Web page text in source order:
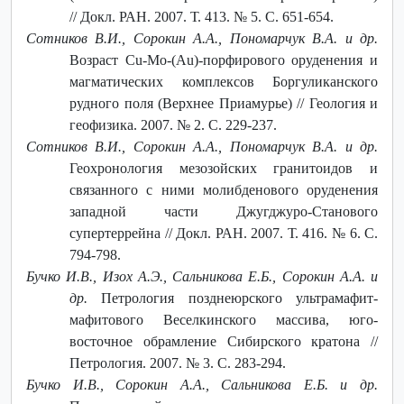
// Докл. РАН. 2007. Т. 413. № 5. С. 651-654.
Сотников В.И., Сорокин A.A., Пономарчук В.А. и др.
Возраст Cu-Mo-(Au)-порфирового оруденения и
магматических комплексов Боргуликанского
рудного поля (Верхнее Приамурье) // Геология и
геофизика. 2007. № 2. С. 229-237.
Сотников В.И., Сорокин A.A., Пономарчук В.А. и др.
Геохронология мезозойских гранитоидов и
связанного с ними молибденового оруденения
западной части Джугджуро-Станового
супертеррейна // Докл. РАН. 2007. Т. 416. № 6. С.
794-798.
Бучко И.В., Изох А.Э., Сальникова Е.Б., Сорокин А.А. и
др.Петрология позднеюрского ультрамафит-
мафитового Веселкинского массива, юго-
восточное обрамление Сибирского кратона //
Петрология. 2007. № 3. С. 283-294.
Бучко И.В., Сорокин А.А., Сальникова Е.Б. и др.